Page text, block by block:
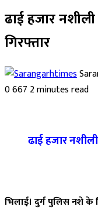
ढाई हजार
गिरफ्तार
0667 2 minutes read
Facebook
Twitter
LinkedIn
Pinterest
Messenger
Messenger
WhatsApp
Telegramढाई हजार
भिलाई। दुर्ग पुलिस नशे के